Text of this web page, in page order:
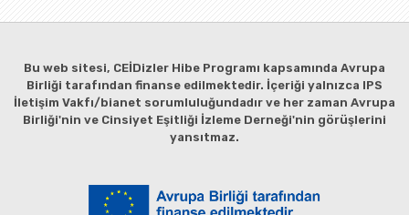
Bu web sitesi, CEİDizler Hibe Programı kapsamında Avrupa
Birliği tarafından finanse edilmektedir. İçeriği yalnızca IPS
İletişim Vakfı/bianet sorumluluğundadır ve her zaman Avrupa
Birliği'nin ve Cinsiyet Eşitliği İzleme Derneği'nin görüşlerini
yansıtmaz.